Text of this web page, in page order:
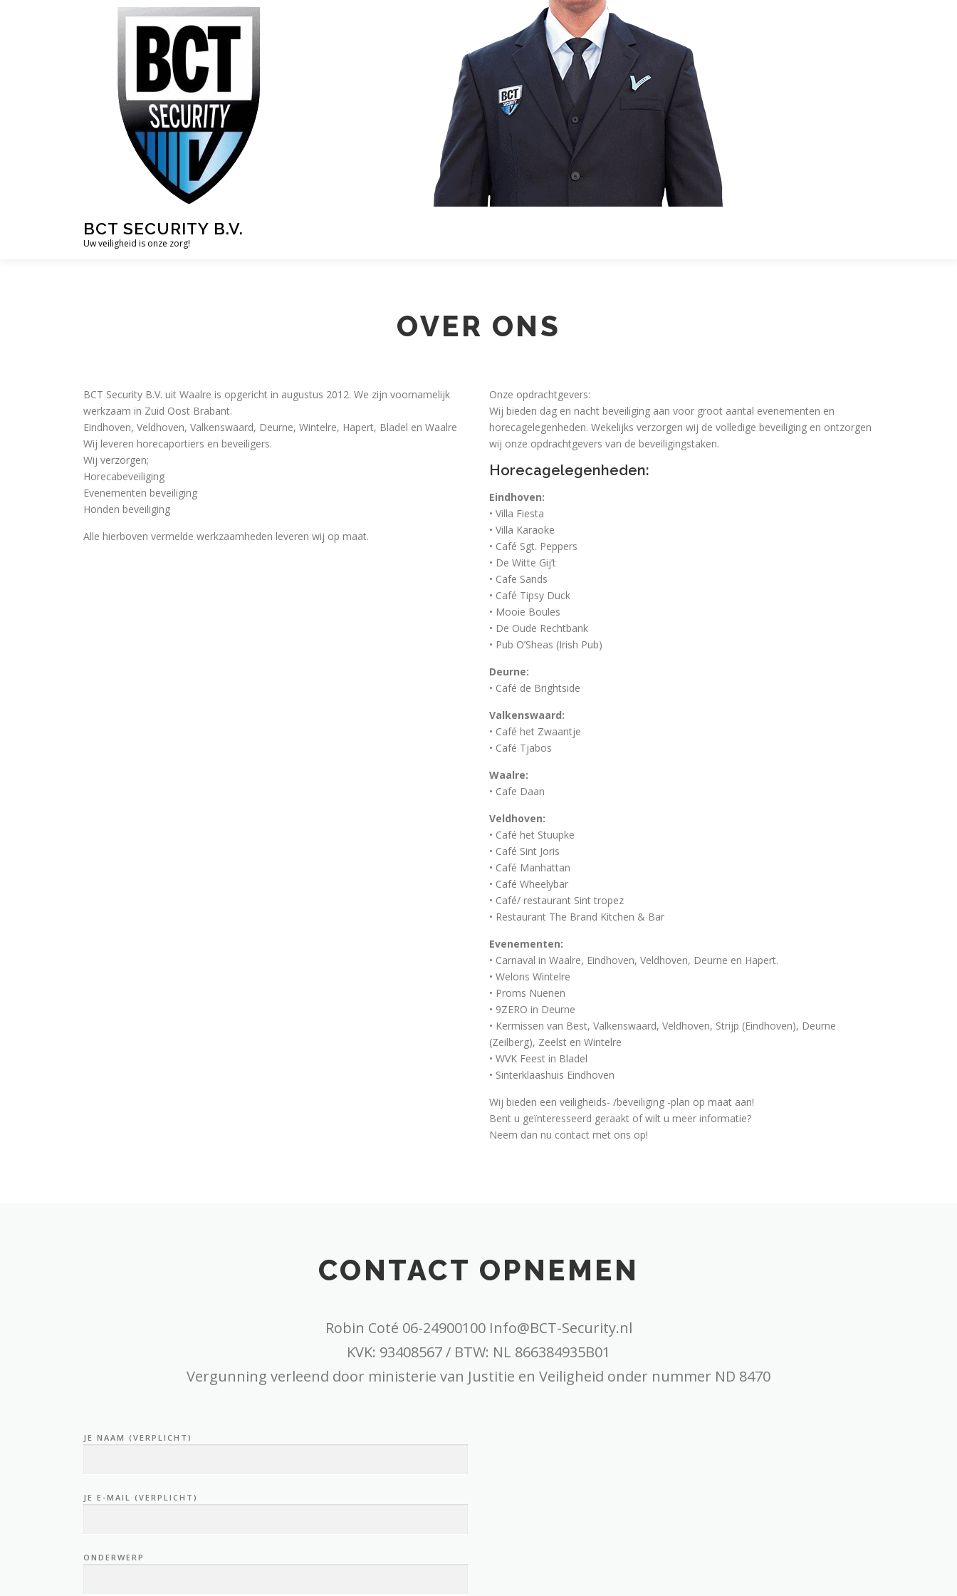
BCT SECURITY B.V.
Uw veiligheid is onze zorg!
OVER ONS
BCT Security B.V. uit Waalre is opgericht in augustus 2012. We zijn voornamelijk
werkzaam in Zuid Oost Brabant.
Eindhoven, Veldhoven, Valkenswaard, Deurne, Wintelre, Hapert, Bladel en Waalre
Wij leveren horecaportiers en beveiligers.
Wij verzorgen;
Horecabeveiliging
Evenementen beveiliging
Honden beveiliging
Alle hierboven vermelde werkzaamheden leveren wij op maat.
Onze opdrachtgevers:
Wij bieden dag en nacht beveiliging aan voor groot aantal evenementen en
horecagelegenheden. Wekelijks verzorgen wij de volledige beveiliging en ontzorgen
wij onze opdrachtgevers van de beveiligingstaken.
Horecagelegenheden:
Eindhoven:
• Villa Fiesta
• Villa Karaoke
• Café Sgt. Peppers
• De Witte Gij’t
• Cafe Sands
• Café Tipsy Duck
• Mooie Boules
• De Oude Rechtbank
• Pub O’Sheas (Irish Pub)
Deurne:
• Café de Brightside
Valkenswaard:
• Café het Zwaantje
• Café Tjabos
Waalre:
• Cafe Daan
Veldhoven:
• Café het Stuupke
• Café Sint Joris
• Café Manhattan
• Café Wheelybar
• Café/ restaurant Sint tropez
• Restaurant The Brand Kitchen & Bar
Evenementen:
• Carnaval in Waalre, Eindhoven, Veldhoven, Deurne en Hapert.
• Welons Wintelre
• Proms Nuenen
• 9ZERO in Deurne
• Kermissen van Best, Valkenswaard, Veldhoven, Strijp (Eindhoven), Deurne
(Zeilberg), Zeelst en Wintelre
• WVK Feest in Bladel
• Sinterklaashuis Eindhoven
Wij bieden een veiligheids- /beveiliging -plan op maat aan!
Bent u geïnteresseerd geraakt of wilt u meer informatie?
Neem dan nu contact met ons op!
CONTACT OPNEMEN
Robin Coté 06-24900100 Info@BCT-Security.nl
KVK: 93408567 / BTW: NL 866384935B01
Vergunning verleend door ministerie van Justitie en Veiligheid onder nummer ND 8470
JE NAAM (VERPLICHT)
JE E-MAIL (VERPLICHT)
ONDERWERP